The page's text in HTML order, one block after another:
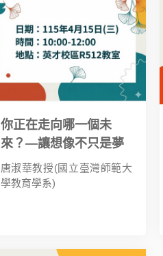
你正在走向哪一個未
來？—讓想像不只是夢
唐淑華教授(國立臺灣師範大
學教育學系)